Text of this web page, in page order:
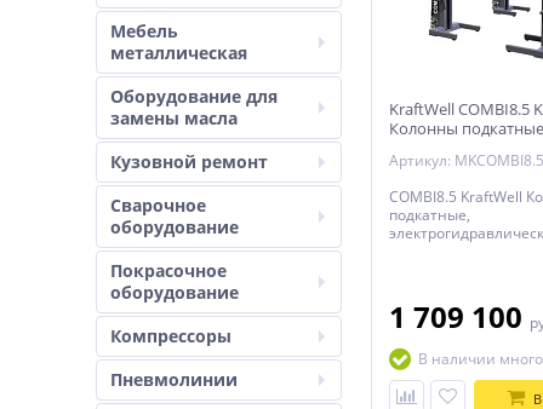
Мебель
металлическая
Оборудование для
замены масла
Кузовной ремонт
Сварочное
оборудование
Покрасочное
оборудование
Компрессоры
Пневмолинии
KraftWell COMBI8.5
Колонны подкатные
беспроводные
Артикул: MKCOMBI8.5
COMBI8.5 KraftWell
подкатные,
1 709 100
В наличии много